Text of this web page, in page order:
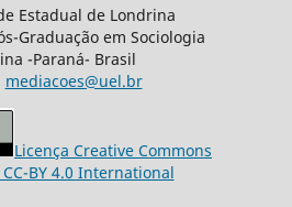
Estadual de Londrina
Graduação em Sociologia
-Paraná- Brasil
mediacoes@uel.br
Licença Creative Commons
BY 4.0 International